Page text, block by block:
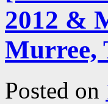
2012 &
Murree,
Posted on